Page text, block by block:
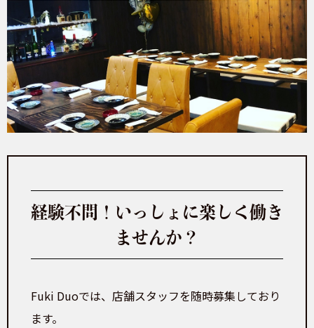
経験不問！いっしょに楽しく働き
ませんか？
Fuki Duoでは、店舗スタッフを随時募集しており
ます。